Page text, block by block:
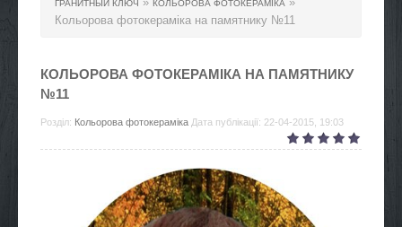
ГРАНИТНЫЙ КЛЮЧ КОЛЬОРОВА ФОТОКЕРАМІКА
Кольорова фотокераміка на памятнику №11
КОЛЬОРОВА ФОТОКЕРАМІКА НА ПАМЯТНИКУ
№11
Розділ: Кольорова фотокераміка Дата публікації: 22-04-2015, 19:03